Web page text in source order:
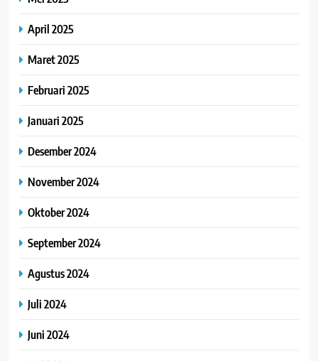
April 2025
Maret 2025
Februari 2025
Januari 2025
Desember 2024
November 2024
Oktober 2024
September 2024
Agustus 2024
Juli 2024
Juni 2024